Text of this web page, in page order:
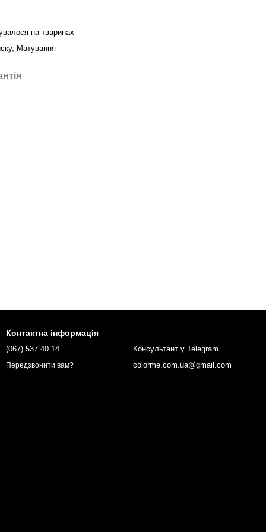
на тваринах
Матування
Контактна інформація
(067) 537 40 14
Передзвонити вам?
Консультант у Telegram
colorme.com.ua@gmail.com